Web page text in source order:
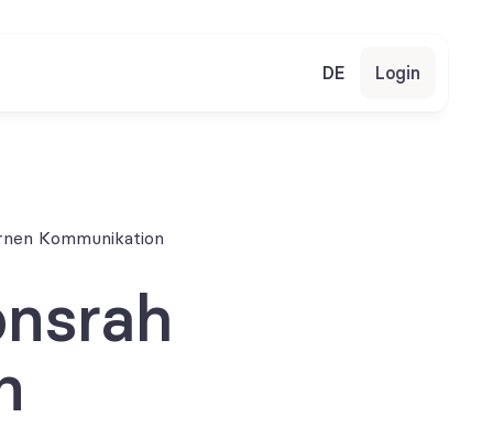
DE Login
Kommunikation